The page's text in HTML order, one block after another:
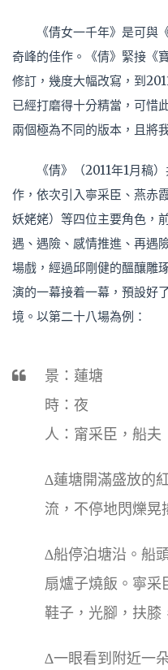
《倩女一千年》是可與
奇峰的佳作。《倩》緊接《
修訂，幾度大幅改寫，到
已經打磨得十分精當，可惜
兩個極為不同的版本，且將
《倩》（2011年1月稿
作，依次引入寧采臣、燕赤
妖姥姥）等四位主要角色，
遇、遇險、感情推進、再遇
場戲，經過邱剛健的醞釀雕
演的一幕接着一幕，預設好
境。以第二十八場為例：
景：蓮塘
時：夜
人：甯采臣，船夫
∆蓮塘開滿盛放的
流，不停地閃爍晃
∆船停泊塘沿。船
扇爐子燒飯。寧采
鞋子，光腳，扶膝
∆一眼看到附近一